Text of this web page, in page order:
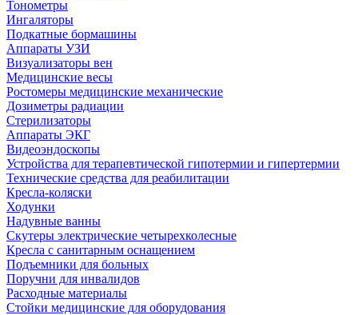
Тонометры
Ингаляторы
Подкатные бормашины
Аппараты УЗИ
Визуализаторы вен
Медицинские весы
Ростомеры медицинские механические
Дозиметры радиации
Стерилизаторы
Аппараты ЭКГ
Видеоэндоскопы
Устройства для терапевтической гипотермии и гипертермии
Технические средства для реабилитации
Кресла-коляски
Ходунки
Надувные ванны
Скутеры электрические четырехколесные
Кресла с санитарным оснащением
Подъемники для больных
Поручни для инвалидов
Расходные материалы
Стойки медицинские для оборудования